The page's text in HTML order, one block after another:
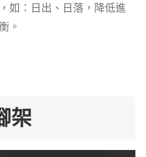
如：日出、日落，降低進
。
架